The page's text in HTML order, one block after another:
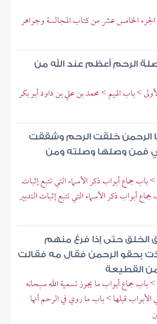
الخامس عشر من كتاب المجالسة وجواهر
الرحم أعظم عند الله من
> باب الميم > محمد بن علي بن داود أبو بكر
الرحمن خلقت الرحم وشققت
فمن وصلها وصلته ومن
باب جماع أبواب ذكر الأسماء التي تتبع إثبات
أبواب ذكر الأسماء التي تتبع إثبات التدبير
الخلق حتى إذا فرغ منهم
بحقو الرحمن فقال مه فقالت
القطيعة
باب جماع أبواب ما يجوز تسمية الله سبحانه
قبلها > باب ما روي في الرحم أنها